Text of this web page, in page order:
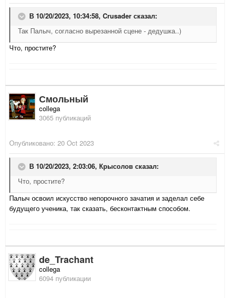
В 10/20/2023, 10:34:58, Crusader сказал:
Так Палыч, согласно вырезанной сцене - дедушка..)
Что, простите?
Смольный
collega
3065 публикаций
Опубликовано: 20 Oct 2023
В 10/20/2023, 2:03:06, Крысолов сказал:
Что, простите?
Палыч освоил искусство непорочного зачатия и заделал себе
будущего ученика, так сказать, бесконтактным способом.
de_Trachant
collega
6094 публикации